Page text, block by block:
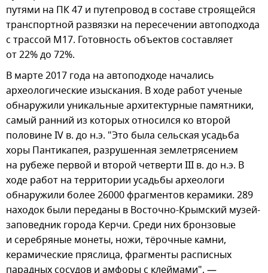
путями на ПК 47 и путепровод в составе строящейся
транспортной развязки на пересечении автоподхода
с трассой М17. Готовность объектов составляет
от 22% до 72%.
В марте 2017 года на автоподходе начались
археологические изыскания. В ходе работ ученые
обнаружили уникальные архитектурные памятники,
самый ранний из которых относился ко второй
половине IV в. до н.э. "Это была сельская усадьба
хоры Пантикапея, разрушенная землетрясением
на рубеже первой и второй четверти III в. до н.э. В
ходе работ на территории усадьбы археологи
обнаружили более 26000 фрагментов керамики. 289
находок были переданы в Восточно-Крымский музей-
заповедник города Керчи. Среди них бронзовые
и серебряные монеты, ножи, тёрочные камни,
керамические пряслица, фрагменты расписных
парадных сосудов и амфоры с клеймами", —